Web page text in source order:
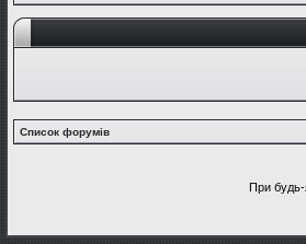
Список форумів
При будь-